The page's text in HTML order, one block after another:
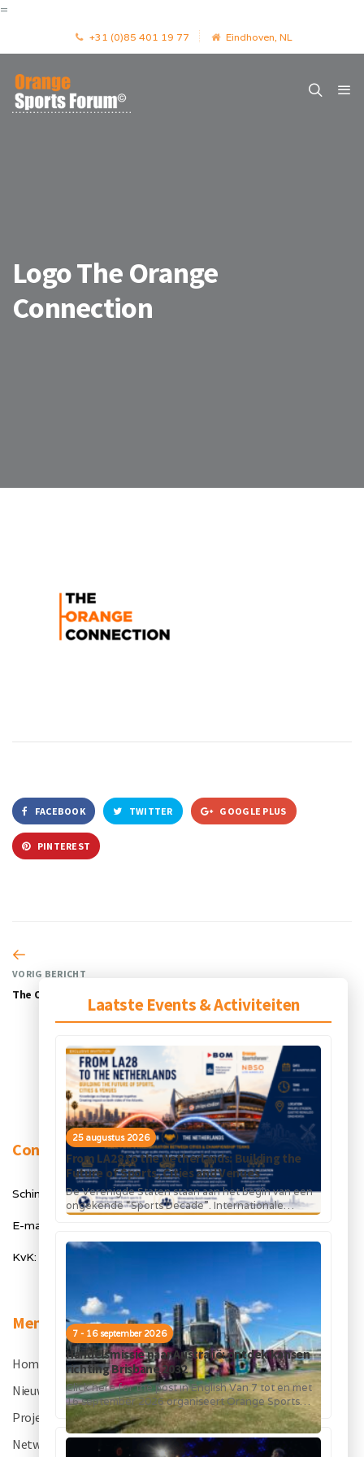
Laatste Events & Activiteiten
25 augustus 2026
From LA28 to the Netherlands: Building the
Future of Sports, Cities and Venues
De Verenigde Staten staan aan het begin van een
ongekende “Sports Decade”. Internationale
topsportevenementen en grote investeringen in
7 - 16 september 2026
Handelsmissie naar Australië: ontdek kansen
richting Brisbane 2032
Click here for the post in English Van 7 tot en met
16 september 2026 organiseert Orange Sports
Forum in...
=
+31 (0)85 401 19 77 Eindhoven, NL
Logo The Orange
Connection
FACEBOOK TWITTER GOOGLE PLUS
PINTEREST
VORIG BERICHT
The Orange Connection
Contact
Schimmelt 40, 5611 ZX Eindhoven
E-mail: info@orangesportsforum.com
KvK: 50334905
Menu
Home
Nieuws
Projecten
Netwerk